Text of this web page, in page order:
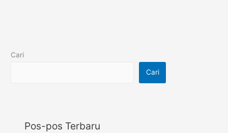
Cari
Cari
Pos-pos Terbaru